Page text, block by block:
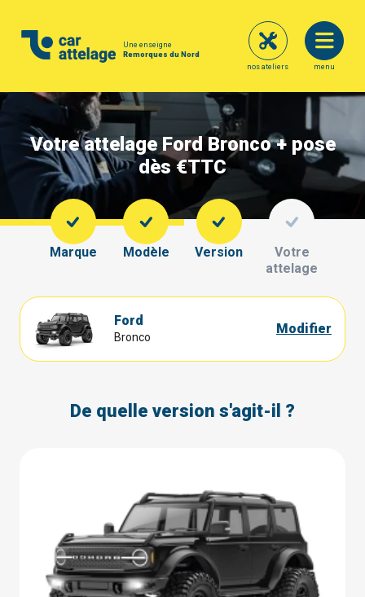
Une enseigne
Remorques du Nord
menu
nos ateliers
Votre attelage Ford Bronco + pose
dès €TTC
Marque Modèle Version
Votre
attelage
Ford
Bronco
Modifier
De quelle version s'agit-il ?